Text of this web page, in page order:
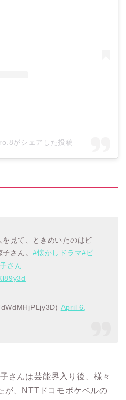
がシェアした投稿
見て、ときめいたのはビ
子さん。#懐かしドラマ#ビ
さん
April 6,
さんは芸能界入り後、様々
が、NTTドコモポケベルの